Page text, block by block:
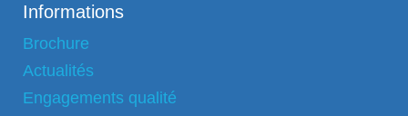
Informations
Brochure
Actualités
Engagements qualité